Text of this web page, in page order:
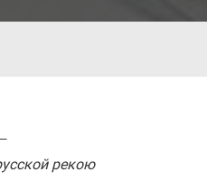
рекою